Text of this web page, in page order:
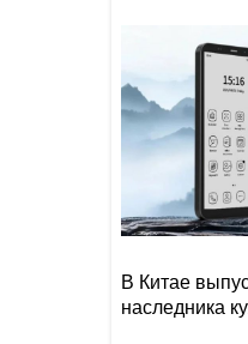
В Китае
наследника